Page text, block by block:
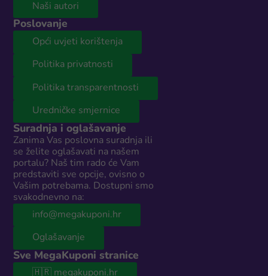
Naši autori
Poslovanje
Opći uvjeti korištenja
Politika privatnosti
Politika transparentnosti
Uredničke smjernice
Suradnja i oglašavanje
Zanima Vas poslovna suradnja ili
se želite oglašavati na našem
portalu? Naš tim rado će Vam
predstaviti sve opcije, ovisno o
Vašim potrebama. Dostupni smo
svakodnevno na:
info@megakuponi.hr
Oglašavanje
Sve MegaKuponi stranice
🇭🇷 megakuponi.hr